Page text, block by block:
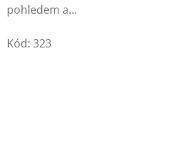
pohledem a...
Kód: 323